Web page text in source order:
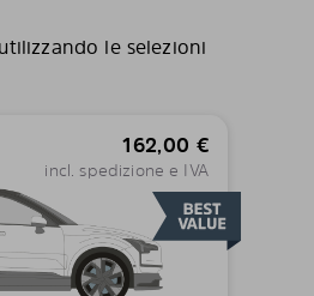
le selezioni
162,00 €
incl. spedizione e IVA